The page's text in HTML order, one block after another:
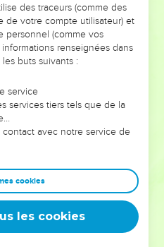
!
VOUS ÉVITER LES
?
moins les doutes, les erreurs
traversés, alors même que ce
ont façonnés.
entrepreneurs, et responsables
sagesse afin que leurs erreurs
vous guidiez un ministère, une
leur expérience est faite
des traceurs (comme des
de votre compte utilisateur) et
personnel (comme vos
renseignées dans
buts suivants :
service
services tiers tels que de la
avec notre service de
cookies
les cookies